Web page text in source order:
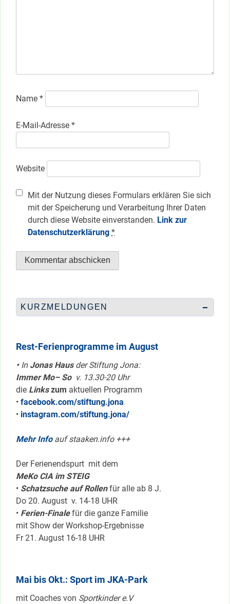
Name *
E-Mail-Adresse *
Website
Mit der Nutzung dieses Formulars erklären Sie sich
mit der Speicherung und Verarbeitung Ihrer Daten
durch diese Website einverstanden. Link zur
Datenschutzerklärung *
KURZMELDUNGEN
Rest-Ferienprogramme im August
•InJonas Hausder Stiftung Jona:
Immer Mo– So v. 13.30-20 Uhr
die Linkszum aktuellen Programm
• facebook.com/stiftung.jona
• instagram.com/stiftung.jona/
Mehr Infoauf staaken.info +++
Der Ferienendspurt mit dem
MeKo CIA im STEIG
• Schatzsuche auf Rollenfür alle ab 8 J.
Do 20. August v. 14-18 UHR
• Ferien-Finalefür die ganze Familie
mit Show der Workshop-Ergebnisse
Fr 21. August 16-18 UHR
Mai bis Okt.: Sport im JKA-Park
mit Coaches von Sportkinder e.V